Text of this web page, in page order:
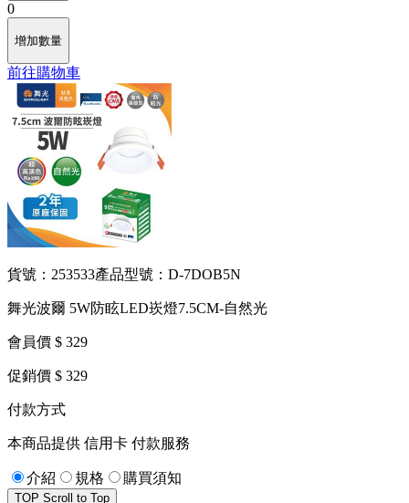
0
增加數量
前往購物車
貨號：253533產品型號：D-7DOB5N
舞光波爾 5W防眩LED崁燈7.5CM-自然光
會員價 $ 329
促銷價 $ 329
付款方式
本商品提供 信用卡 付款服務
介紹 規格 購買須知
TOP Scroll to Top